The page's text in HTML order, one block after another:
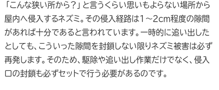
「こんな狭い所から？」と言うくらい思いもよらない場所から
屋内へ侵入するネズミ。その侵入経路は1～2cm程度の隙間
があれば十分であると言われています。一時的に追い出した
としても、こういった隙間を封鎖しない限りネズミ被害は必ず
再発します。そのため、駆除や追い出し作業だけでなく、侵入
口の封鎖も必ずセットで行う必要があるのです。